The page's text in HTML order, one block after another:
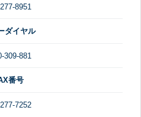
8951
ダイヤル
309-881
番号
7252